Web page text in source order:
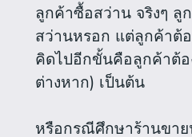
ลูกค้าซื้อสว่าน จริงๆ ลู
สว่านหรอก แต่ลูกค้าต้
คิดไปอีกขั้นคือลูกค้าต้
ต่างหาก) เป็นต้น
หรือกรณีศึกษาร้านขาย